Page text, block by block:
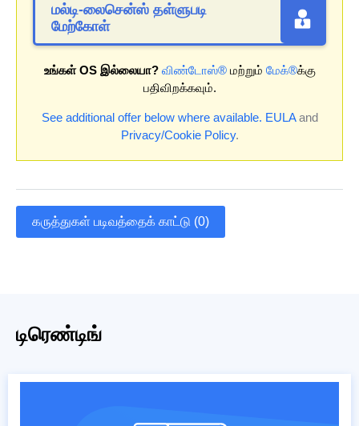
மல்டி-லைசென்ஸ் தள்ளுபடி
மேற்கோள்
உங்கள் OS இல்லையா? விண்டோஸ்®மற்றும் மேக்®க்கு
பதிவிறக்கவும்.
See additional offer below where available. EULAand
Privacy/Cookie Policy.
கருத்துகள் படிவத்தைக் காட்டு (0)
டிரெண்டிங்